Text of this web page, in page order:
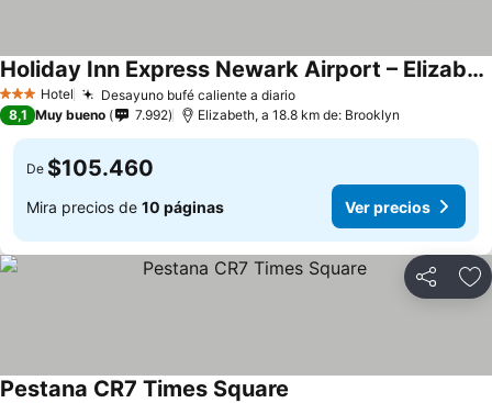
3 Estrellas
Hotel Desayuno bufé caliente a diario
Holiday Inn Express Newark Airport – Elizabeth By Ihg
8,1 Muy bueno 7.992 Elizabeth, a 18.8 km de: Brooklyn
De $105.460
Mira precios de 10 páginas Ver precios
Compartir
Pestana CR7 Times Square